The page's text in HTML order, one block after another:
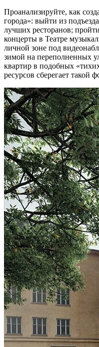
Проанализируйте, как
города»: выйти из
лучших ресторанов;
концерты в Театре
личной зоне под
зимой на переполненных
квартир в подобных
ресурсов сберегает такой